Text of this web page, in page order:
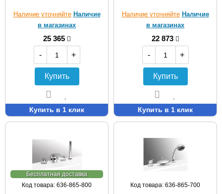
Наличие уточняйте Наличие
в магазинах
25 365
-
+
Купить
Купить в 1 клик
Наличие уточняйте Наличие
в магазинах
22 873
-
+
Купить
Купить в 1 клик
Бесплатная доставка
Код товара: 636-865-800
Код товара: 636-865-700